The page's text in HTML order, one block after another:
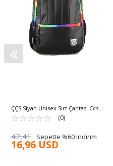
ÇÇS Siyah Unisex Sırt Çantası Ccs
51517
☆☆☆☆☆
★★★★★ (0)
42,41 Sepette %60 indirim
16,96 USD